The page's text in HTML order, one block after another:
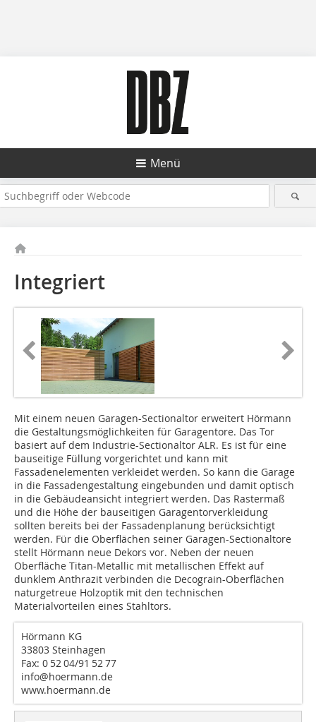
Menü
Integriert
Mit einem neuen Garagen-Sectionaltor erweitert Hörmann
die Gestaltungsmöglichkeiten für Garagentore. Das Tor
basiert auf dem Industrie-Sectionaltor ALR. Es ist für eine
bauseitige Füllung vorgerichtet und kann mit
Fassadenelementen verkleidet werden. So kann die Garage
in die Fassadengestaltung eingebunden und damit optisch
in die Gebäudeansicht integriert werden. Das Rastermaß
und die Höhe der bauseitigen Garagentorverkleidung
sollten bereits bei der Fassadenplanung berücksichtigt
werden. Für die Oberflächen seiner Garagen-Sectionaltore
stellt Hörmann neue Dekors vor. Neben der neuen
Oberfläche Titan-Metallic mit metallischen Effekt auf
dunklem Anthrazit verbinden die Decograin-Oberflächen
naturgetreue Holzoptik mit den technischen
Materialvorteilen eines Stahltors.
Hörmann KG
33803 Steinhagen
Fax: 0 52 04/91 52 77
info@hoermann.de
www.hoermann.de